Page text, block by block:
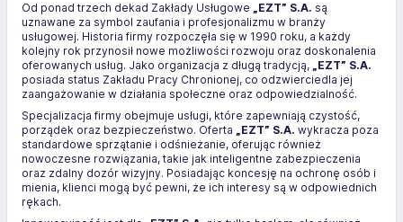
Od ponad trzech dekad Zakłady Usługowe „EZT” S.A. są
uznawane za symbol zaufania i profesjonalizmu w branży
usługowej. Historia firmy rozpoczęła się w 1990 roku, a każdy
kolejny rok przynosił nowe możliwości rozwoju oraz doskonalenia
oferowanych usług. Jako organizacja z długą tradycją, „EZT” S.A.
posiada status Zakładu Pracy Chronionej, co odzwierciedla jej
zaangażowanie w działania społeczne oraz odpowiedzialność.
Specjalizacja firmy obejmuje usługi, które zapewniają czystość,
porządek oraz bezpieczeństwo. Oferta „EZT” S.A. wykracza poza
standardowe sprzątanie i odśnieżanie, oferując również
nowoczesne rozwiązania, takie jak inteligentne zabezpieczenia
oraz zdalny dozór wizyjny. Posiadając koncesję na ochronę osób i
mienia, klienci mogą być pewni, że ich interesy są w odpowiednich
rękach.